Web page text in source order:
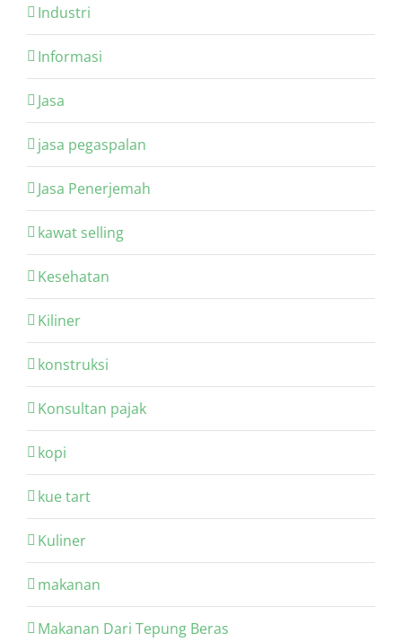
Industri
Informasi
Jasa
jasa pegaspalan
Jasa Penerjemah
kawat selling
Kesehatan
Kiliner
konstruksi
Konsultan pajak
kopi
kue tart
Kuliner
makanan
Makanan Dari Tepung Beras